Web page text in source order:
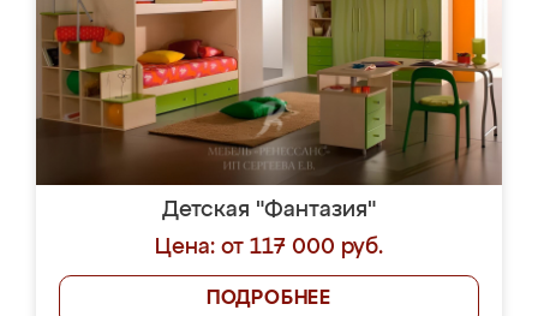
Детская "Фантазия"
Цена: от 117 000 руб.
ПОДРОБНЕЕ